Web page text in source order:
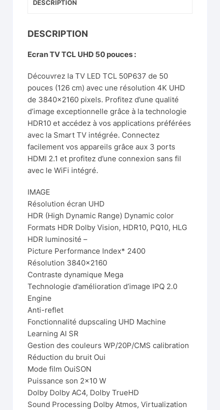
DESCRIPTION
DESCRIPTION
Ecran TV TCL UHD 50 pouces :
Découvrez la TV LED TCL 50P637 de 50
pouces (126 cm) avec une résolution 4K UHD
de 3840×2160 pixels. Profitez d’une qualité
d’image exceptionnelle grâce à la technologie
HDR10 et accédez à vos applications préférées
avec la Smart TV intégrée. Connectez
facilement vos appareils grâce aux 3 ports
HDMI 2.1 et profitez d’une connexion sans fil
avec le WiFi intégré.
IMAGE
Résolution écran UHD
HDR (High Dynamic Range) Dynamic color
Formats HDR Dolby Vision, HDR10, PQ10, HLG
HDR luminosité –
Picture Performance Index* 2400
Résolution 3840×2160
Contraste dynamique Mega
Technologie d’amélioration d’image IPQ 2.0
Engine
Anti-reflet
Fonctionnalité dupscaling UHD Machine
Learning AI SR
Gestion des couleurs WP/20P/CMS calibration
Réduction du bruit Oui
Mode film OuiSON
Puissance son 2×10 W
Dolby Dolby AC4, Dolby TrueHD
Sound Processing Dolby Atmos, Virtualization